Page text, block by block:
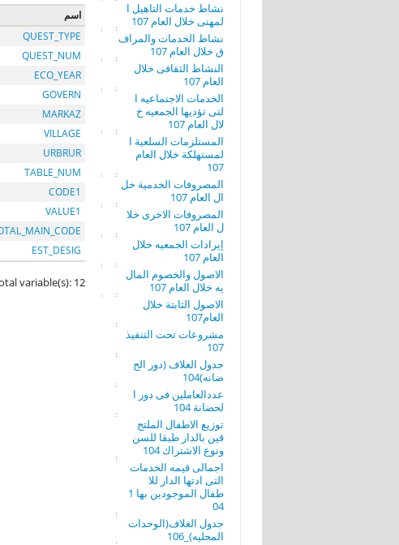
نشاط خدمات التاهيل ا
لمهنى خلال العام 107
نشاط الخدمات والمراف
ق خلال العام 107
النشاط الثقافى خلال
العام 107
الخدمات الاجتماعيه ا
لتى تؤديها الجمعيه خ
لال العام 107
المستلزمات السلعية ا
لمستهلكة خلال العام
107
المصروفات الخدمية خل
ال العام 107
المصروفات الاخرى خلا
ل العام 107
إيرادات الجمعيه خلال
العام 107
الاصول والخصوم المال
يه خلال العام 107
الاصول الثابتة خلال
العام107
مشروعات تحت التنفيذ
107
جدول الغلاف (دور الح
ضانه)104
عددالعاملين فى دور ا
لحضانة 104
توزيع الاطفال الملتح
قين بالدار طبقا للسن
ونوع الاشتراك 104
اجمالى قيمه الخدمات
التى ادتها الدار للا
طفال الموجودين بها 1
04
جدول الغلاف(الوحدات
المحليه)_106
اسم
QUEST_TYPE
QUEST_NUM
ECO_YEAR
GOVERN
MARKAZ
VILLAGE
URBRUR
TABLE_NUM
CODE1
VALUE1
EST_DESIG
variable(s): 12